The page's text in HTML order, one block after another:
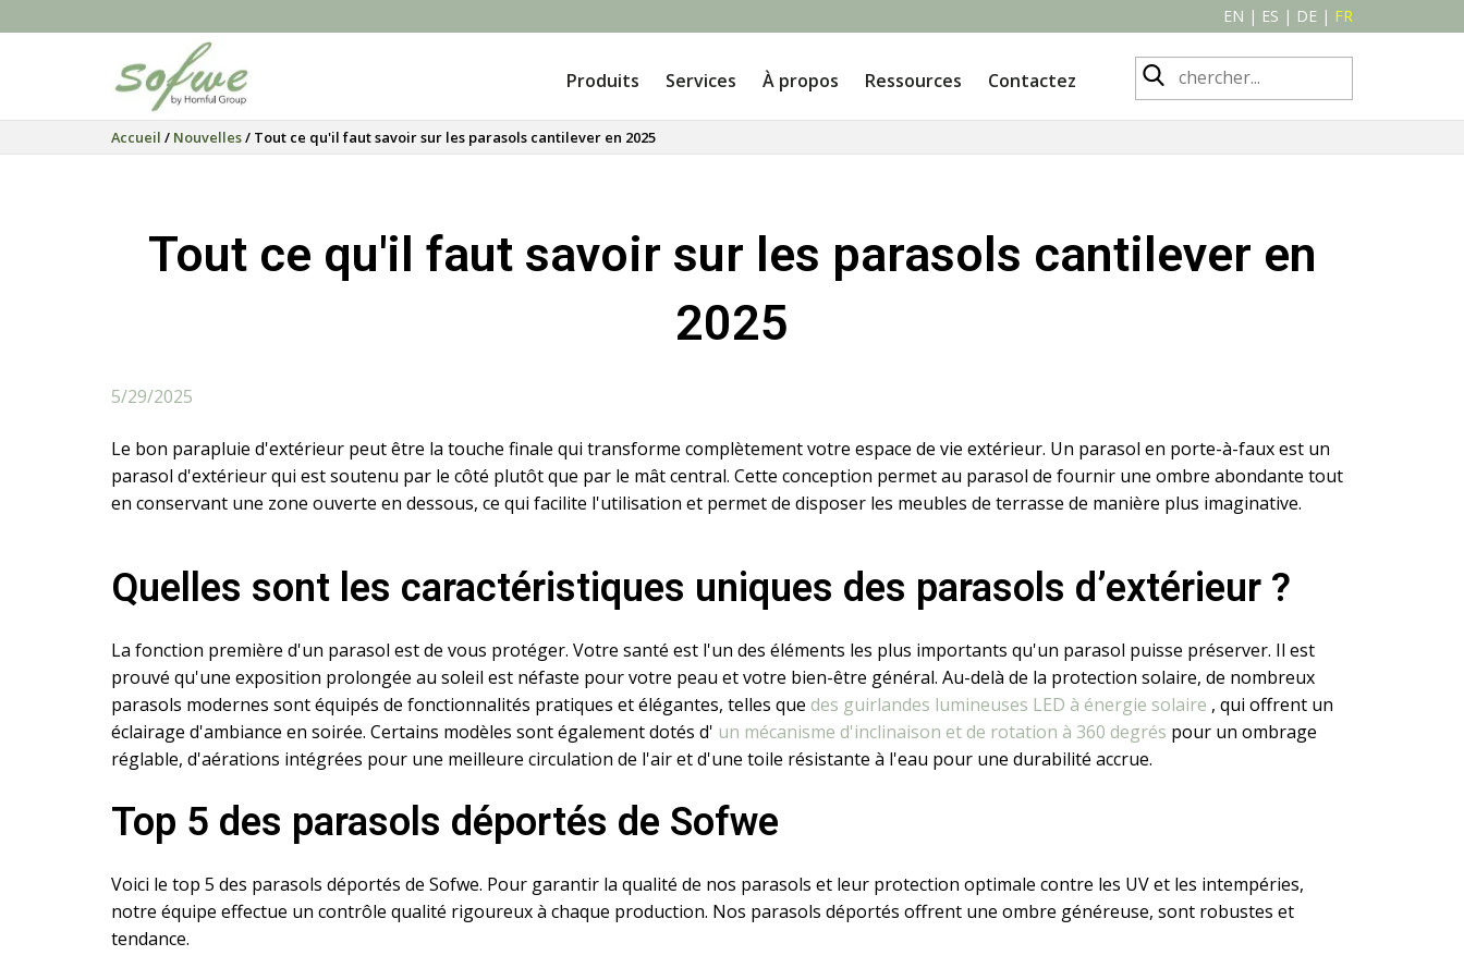
EN | ES | DE | FR
Produits Services À propos Ressources Contactez
Accueil / Nouvelles/ Tout ce qu'il faut savoir sur les parasols cantilever en 2025
Tout ce qu'il faut savoir sur les parasols cantilever en
2025
5/29/2025
Le bon parapluie d'extérieur peut être la touche finale qui transforme complètement votre espace de vie extérieur. Un parasol en porte-à-faux est un
parasol d'extérieur qui est soutenu par le côté plutôt que par le mât central. Cette conception permet au parasol de fournir une ombre abondante tout
en conservant une zone ouverte en dessous, ce qui facilite l'utilisation et permet de disposer les meubles de terrasse de manière plus imaginative.
Quelles sont les caractéristiques uniques des parasols d’extérieur ?
La fonction première d'un parasol est de vous protéger. Votre santé est l'un des éléments les plus importants qu'un parasol puisse préserver. Il est
prouvé qu'une exposition prolongée au soleil est néfaste pour votre peau et votre bien-être général. Au-delà de la protection solaire, de nombreux
parasols modernes sont équipés de fonctionnalités pratiques et élégantes, telles que des guirlandes lumineuses LED à énergie solaire , qui offrent un
éclairage d'ambiance en soirée. Certains modèles sont également dotés d' un mécanisme d'inclinaison et de rotation à 360 degrés pour un ombrage
réglable, d'aérations intégrées pour une meilleure circulation de l'air et d'une toile résistante à l'eau pour une durabilité accrue.
Top 5 des parasols déportés de Sofwe
Voici le top 5 des parasols déportés de Sofwe. Pour garantir la qualité de nos parasols et leur protection optimale contre les UV et les intempéries,
notre équipe effectue un contrôle qualité rigoureux à chaque production. Nos parasols déportés offrent une ombre généreuse, sont robustes et
tendance.